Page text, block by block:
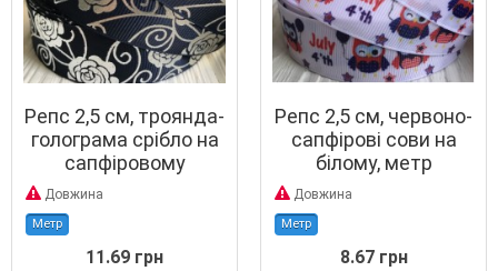
Репс 2,5 см, троянда-
голограма срібло на
сапфіровому
Довжина
Метр
11.69 грн
Репс 2,5 см, червоно-
сапфірові сови на
білому, метр
Довжина
Метр
8.67 грн